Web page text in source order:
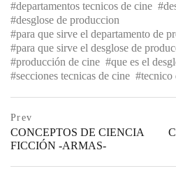
departamentos tecnicos de cine
desglose de produccion
para que sirve el departamento de
para que sirve el desglose de
producción de cine
que es el
secciones tecnicas de cine
tecnico
Navegación
de
entradas
Prev
postPrevious
page
CONCEPTOS DE CIENCIA
FICCIÓN -ARMAS-